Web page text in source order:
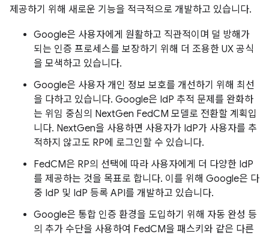
제공하기 위해 새로운 기능을 적극적으로 개발하고 있습니다.
Google은 사용자에게 원활하고 직관적이며 덜 방해가
되는 인증 프로세스를 보장하기 위해 더 조용한 UX 공식
을 모색하고 있습니다.
Google은 사용자 개인 정보 보호를 개선하기 위해 최선
을 다하고 있습니다. Google은 IdP 추적 문제를 완화하
는 위임 중심의 NextGen FedCM 모델로 전환할 계획입
니다. NextGen을 사용하면 사용자가 IdP가 사용자를 추
적하지 않고도 RP에 로그인할 수 있습니다.
FedCM은 RP의 선택에 따라 사용자에게 더 다양한 IdP
를 제공하는 것을 목표로 합니다. 이를 위해 Google은 다
중 IdP 및 IdP 등록 API를 개발하고 있습니다.
Google은 통합 인증 환경을 도입하기 위해 자동 완성 등
의 추가 수단을 사용하여 FedCM을 패스키와 같은 다른